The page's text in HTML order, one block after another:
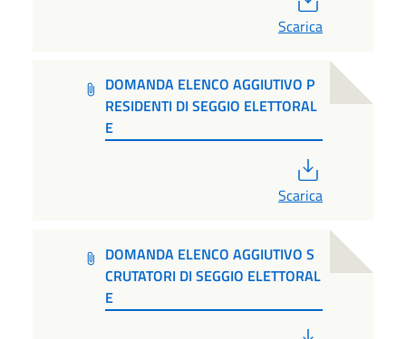
Scarica
DOMANDA ELENCO AGGIUTIVO P
RESIDENTI DI SEGGIO ELETTORAL
E
Scarica
DOMANDA ELENCO AGGIUTIVO S
CRUTATORI DI SEGGIO ELETTORAL
E